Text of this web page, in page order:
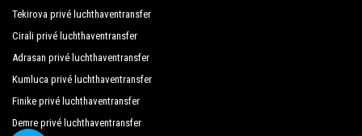
Gray Wolf Hotel
Green Garden City Hotel
Güler Hotel
Tekirova privé luchthaventransfer
Cirali privé luchthaventransfer
Adrasan privé luchthaventransfer
Kumluca privé luchthaventransfer
Finike privé luchthaventransfer
Demre privé luchthaventransfer